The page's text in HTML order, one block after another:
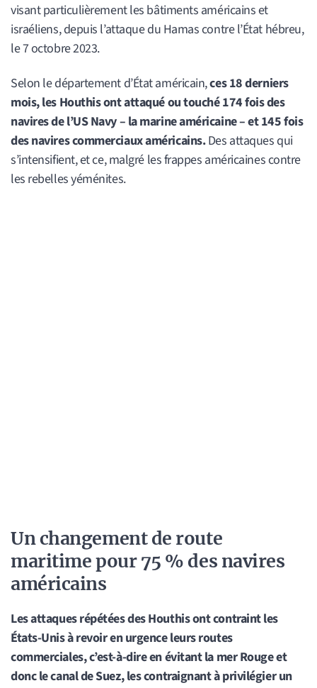
visant particulièrement les bâtiments américains et
israéliens, depuis l’attaque du Hamas contre l’État hébreu,
le 7 octobre 2023.
Selon le département d’État américain,ces 18 derniers
mois, les Houthis ont attaqué ou touché 174 fois des
navires de l’US Navy – la marine américaine – et 145 fois
des navires commerciaux américains.Des attaques qui
s’intensifient, et ce, malgré les frappes américaines contre
les rebelles yéménites.
Un changement de route
maritime pour 75 % des navires
américains
Les attaques répétées des Houthis ont contraint les
États-Unis à revoir en urgence leurs routes
commerciales, c’est-à-dire en évitant la mer Rouge et
donc le canal de Suez, les contraignant à privilégier un